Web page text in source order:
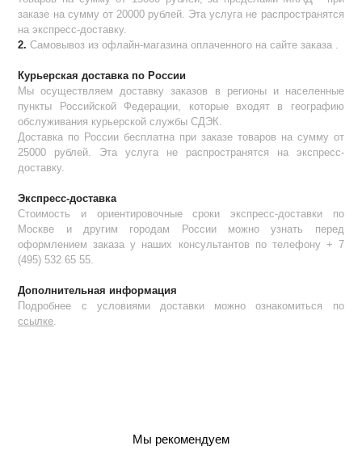
заказе на сумму от 20000 рублей. Эта услуга не распространятся
на экспресс-доставку.
2. Самовывоз из офлайн-магазина оплаченного на сайте заказа .
Курьерская доставка по России
Мы осуществляем доставку заказов в регионы и населенные
пункты Российской Федерации, которые входят в географию
обслуживания курьерской службы СДЭК.
Доставка по России бесплатна при заказе товаров на сумму от
25000 рублей. Эта услуга не распространятся на экспресс-
доставку.
Экспресс-доставка
Стоимость и ориентировочные сроки экспресс-доставки по
Москве и другим городам России можно узнать перед
оформлением заказа у наших консультантов по телефону + 7
(495) 532 65 55.
Дополнительная информация
Подробнее с условиями доставки можно ознакомиться по
ссылке.
Мы рекомендуем